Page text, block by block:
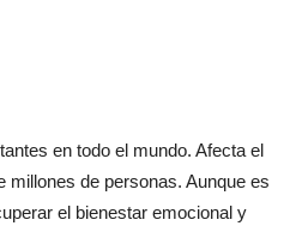
en todo el mundo. Afecta el
de personas. Aunque es
el bienestar emocional y